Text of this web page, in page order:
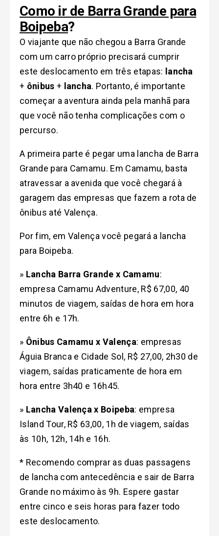
Como ir de Barra Grande para
Boipeba?
O viajante que não chegou a Barra Grande
com um carro próprio precisará cumprir
este deslocamento em três etapas: lancha
+ ônibus + lancha. Portanto, é importante
começar a aventura ainda pela manhã para
que você não tenha complicações com o
percurso.
A primeira parte é pegar uma lancha de Barra
Grande para Camamu. Em Camamu, basta
atravessar a avenida que você chegará à
garagem das empresas que fazem a rota de
ônibus até Valença.
Por fim, em Valença você pegará a lancha
para Boipeba.
» Lancha Barra Grande x Camamu:
empresa Camamu Adventure, R$ 67,00, 40
minutos de viagem, saídas de hora em hora
entre 6h e 17h.
» Ônibus Camamu x Valença: empresas
Águia Branca e Cidade Sol, R$ 27,00, 2h30 de
viagem, saídas praticamente de hora em
hora entre 3h40 e 16h45.
» Lancha Valença x Boipeba: empresa
Island Tour, R$ 63,00, 1h de viagem, saídas
às 10h, 12h, 14h e 16h.
* Recomendo comprar as duas passagens
de lancha com antecedência e sair de Barra
Grande no máximo às 9h. Espere gastar
entre cinco e seis horas para fazer todo
este deslocamento.